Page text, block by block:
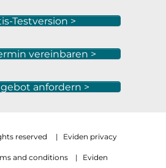
Testversion >
vereinbaren >
anfordern >
reserved | Eviden privacy
and conditions | Eviden